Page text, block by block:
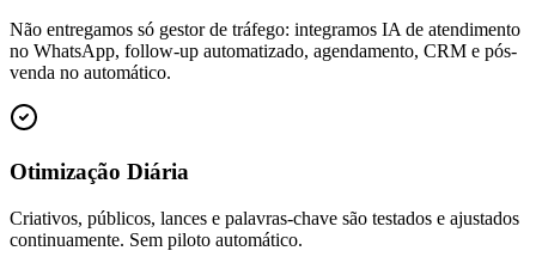
Não entregamos só gestor de tráfego: integramos IA de atendimento
no WhatsApp, follow-up automatizado, agendamento, CRM e pós-
venda no automático.
Otimização Diária
Criativos, públicos, lances e palavras-chave são testados e ajustados
continuamente. Sem piloto automático.